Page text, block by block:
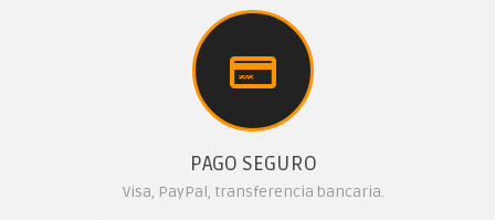
PAGO SEGURO
Visa, PayPal, transferencia bancaria.